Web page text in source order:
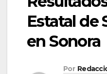
Estatal de
en Sonora
Por